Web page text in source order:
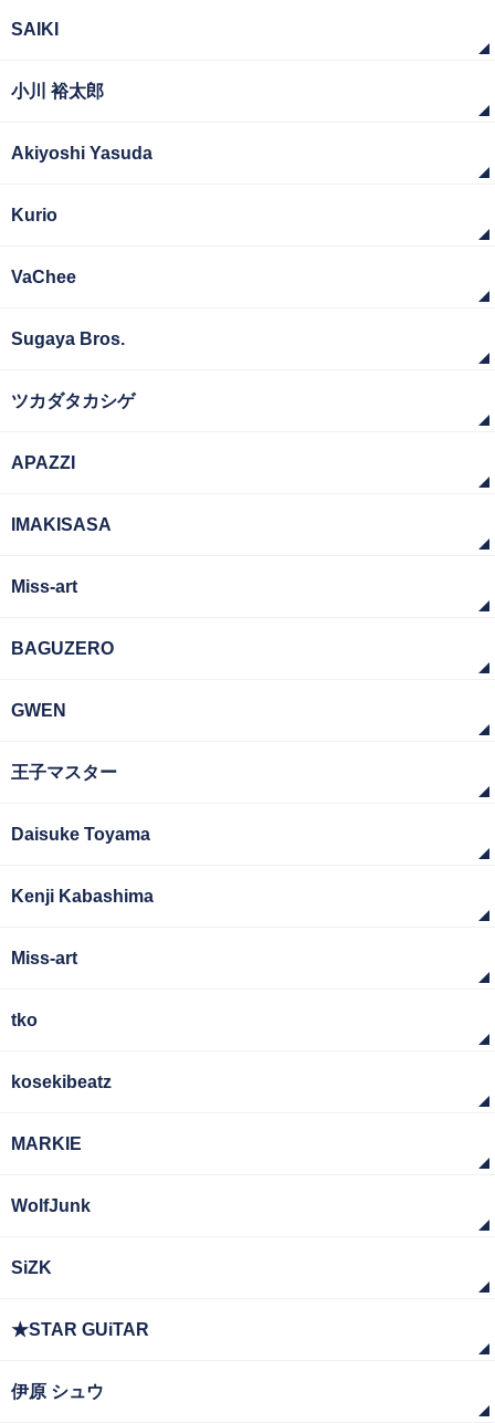
SAIKI
小川 裕太郎
Akiyoshi Yasuda
Kurio
VaChee
Sugaya Bros.
ツカダタカシゲ
APAZZI
IMAKISASA
Miss-art
BAGUZERO
GWEN
王子マスター
Daisuke Toyama
Kenji Kabashima
Miss-art
tko
kosekibeatz
MARKIE
WolfJunk
SiZK
★STAR GUiTAR
伊原 シュウ